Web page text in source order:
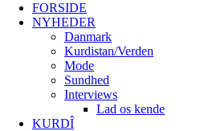
FORSIDE
NYHEDER
Danmark
Kurdistan/Verden
Mode
Sundhed
Interviews
Lad os kende
KURDÎ